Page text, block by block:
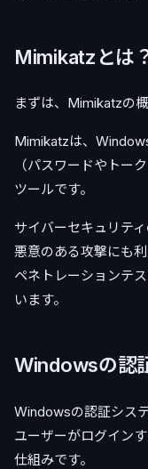
Mimikatzとは
まずは、Mimikatzの
Mimikatzは、
（パスワードやトー
ツールです。
サイバーセキュリテ
悪意のある攻撃にも
ペネトレーションテ
います。
Windowsの認
Windowsの認証システ
ユーザーがログイン
仕組みです。